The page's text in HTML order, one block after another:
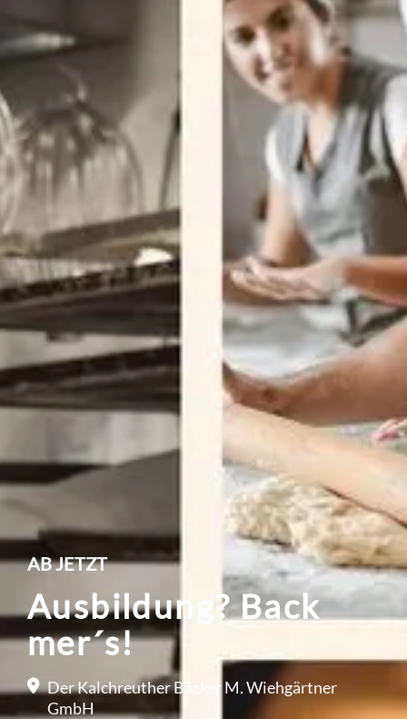
AB JETZT
Ausbildung? Back
mer´s!
Der Kalchreuther Bäcker M. Wiehgärtner
GmbH